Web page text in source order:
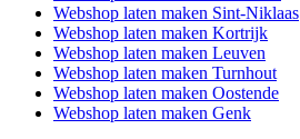
Webshop laten maken Sint-Niklaas
Webshop laten maken Kortrijk
Webshop laten maken Leuven
Webshop laten maken Turnhout
Webshop laten maken Oostende
Webshop laten maken Genk